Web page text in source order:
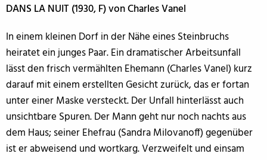
DANS LA NUIT(1930, F) von Charles Vanel
In einem kleinen Dorf in der Nähe eines Steinbruchs
heiratet ein junges Paar. Ein dramatischer Arbeitsunfall
lässt den frisch vermählten Ehemann (Charles Vanel) kurz
darauf mit einem erstellten Gesicht zurück, das er fortan
unter einer Maske versteckt. Der Unfall hinterlässt auch
unsichtbare Spuren. Der Mann geht nur noch nachts aus
dem Haus; seiner Ehefrau (Sandra Milovanoff) gegenüber
ist er abweisend und wortkarg. Verzweifelt und einsam